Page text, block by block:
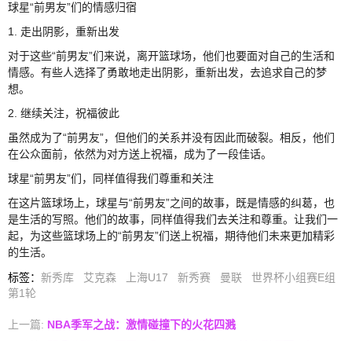
球星“前男友”们的情感归宿
1. 走出阴影，重新出发
对于这些“前男友”们来说，离开篮球场，他们也要面对自己的生活和
情感。有些人选择了勇敢地走出阴影，重新出发，去追求自己的梦
想。
2. 继续关注，祝福彼此
虽然成为了“前男友”，但他们的关系并没有因此而破裂。相反，他们
在公众面前，依然为对方送上祝福，成为了一段佳话。
球星“前男友”们，同样值得我们尊重和关注
在这片篮球场上，球星与“前男友”之间的故事，既是情感的纠葛，也
是生活的写照。他们的故事，同样值得我们去关注和尊重。让我们一
起，为这些篮球场上的“前男友”们送上祝福，期待他们未来更加精彩
的生活。
标签： 新秀库 艾克森 上海U17 新秀赛 曼联
世界杯小组赛E组
第1轮
上一篇: NBA季军之战：激情碰撞下的火花四溅